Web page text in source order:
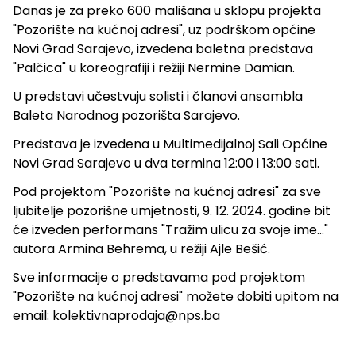
Danas je za preko 600 mališana u sklopu projekta
"Pozorište na kućnoj adresi", uz podrškom općine
Novi Grad Sarajevo, izvedena baletna predstava
"Palčica" u koreografiji i režiji Nermine Damian.
U predstavi učestvuju solisti i članovi ansambla
Baleta Narodnog pozorišta Sarajevo.
Predstava je izvedena u Multimedijalnoj Sali Općine
Novi Grad Sarajevo u dva termina 12:00 i 13:00 sati.
Pod projektom "Pozorište na kućnoj adresi" za sve
ljubitelje pozorišne umjetnosti, 9. 12. 2024. godine bit
će izveden performans "Tražim ulicu za svoje ime..."
autora Armina Behrema, u režiji Ajle Bešić.
Sve informacije o predstavama pod projektom
"Pozorište na kućnoj adresi" možete dobiti upitom na
email: kolektivnaprodaja@nps.ba